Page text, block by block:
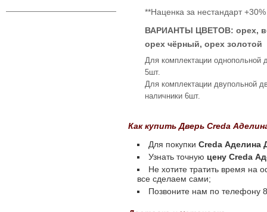
**Наценка за нестандарт +30%
ВАРИАНТЫ ЦВЕТОВ: орех,
орех чёрный, орех золотой
Для комплектации однопольной
5шт.
Для комплектации двупольной
наличники 6шт.
Как купить Дверь Creda
Для покупки Creda Аделина
Узнать точную цену Creda
Не хотите тратить время на
все сделаем сами;
Позвоните нам по телефону